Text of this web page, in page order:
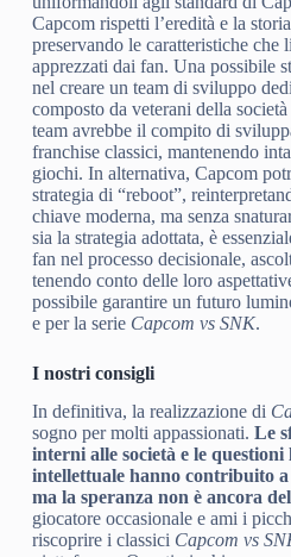
Capcom rispetti l’eredità e la
preservando le caratteristiche che
apprezzati dai fan. Una possibile
nel creare un team di sviluppo
composto da veterani della
team avrebbe il compito di
franchise classici, mantenendo
giochi. In alternativa, Capcom
strategia di “reboot”,
chiave moderna, ma senza
sia la strategia adottata, è
fan nel processo decisionale,
tenendo conto delle loro
possibile garantire un futuro
e per la serie Capcom vs SNK.
I nostri consigli
In definitiva, la realizzazione di
sogno per molti appassionati. Le
interni alle società e le
intellettuale hanno contribuito a
ma la speranza non è ancora
giocatore occasionale e ami i
riscoprire i classici Capcom vs